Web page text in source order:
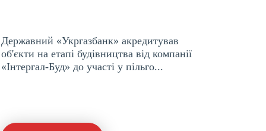
Державний «Укргазбанк» акредитував
об'єкти на етапі будівництва від компанії
«Інтергал-Буд» до участі у пільго...